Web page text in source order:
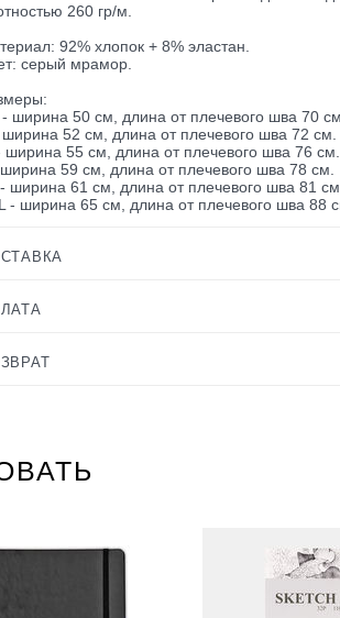
260 гр/м.
92% хлопок + 8% эластан.
серый мрамор.
- ширина 50 см, длина от плечевого шва 70 см.
ширина 52 см, длина от плечевого шва 72 см.
ширина 55 см, длина от плечевого шва 76 см.
59 см, длина от плечевого шва 78 см.
ширина 61 см, длина от плечевого шва 81 см.
- ширина 65 см, длина от плечевого шва 88